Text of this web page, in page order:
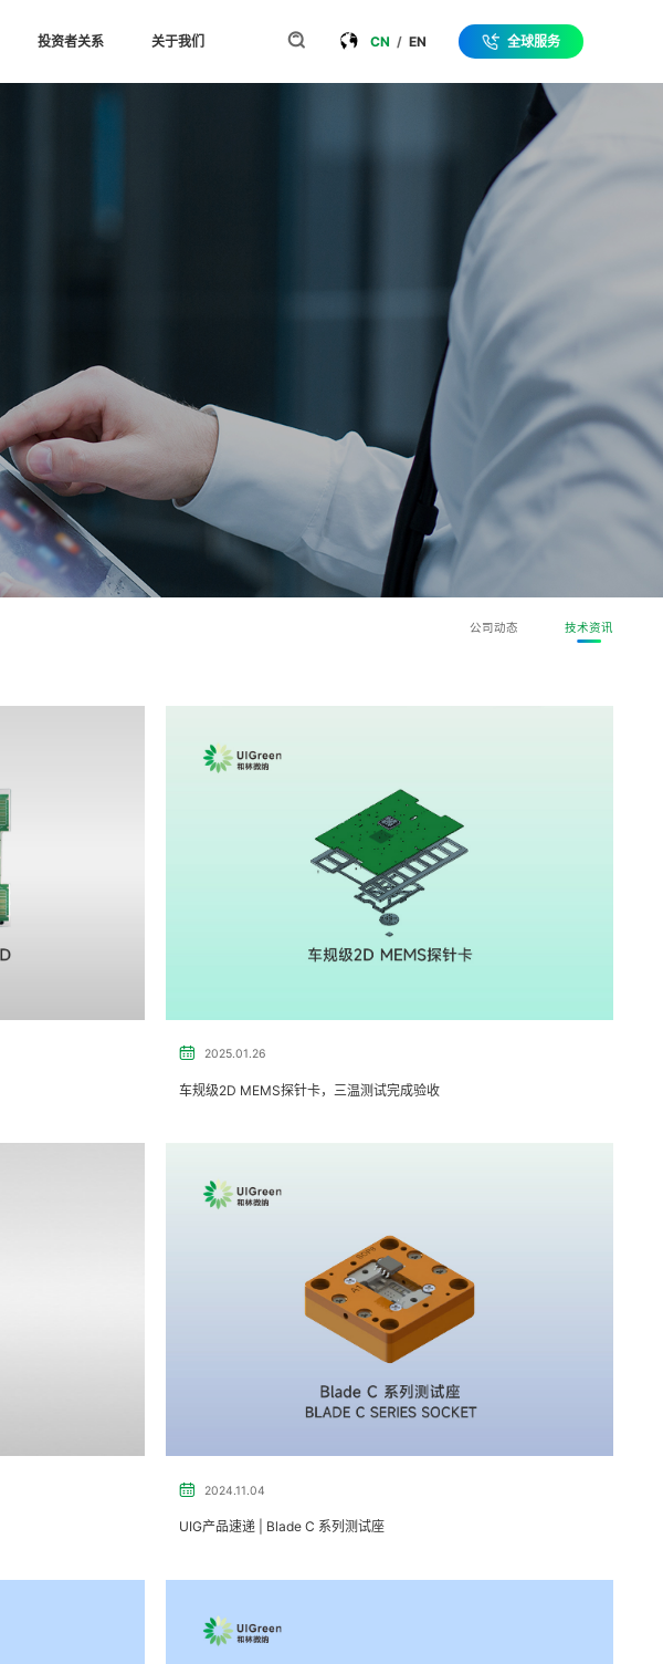
投资者关系 关于我们 CN / EN 全球服务
公司动态 技术资讯
2025.01.26
车规级2D MEMS探针卡，三温测试完成验收
2024.11.04
UIG产品速递 | ​Blade C 系列测试座